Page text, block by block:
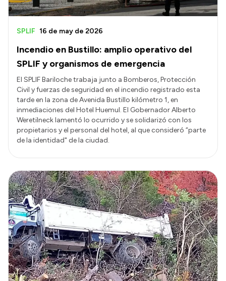
Incendio en Bustillo: amplio operativo del
SPLIF y organismos de emergencia
SPLIF 16 de may de 2026
El SPLIF Bariloche trabaja junto a Bomberos, Protección
Civil y fuerzas de seguridad en el incendio registrado esta
tarde en la zona de Avenida Bustillo kilómetro 1, en
inmediaciones del Hotel Huemul. El Gobernador Alberto
Weretilneck lamentó lo ocurrido y se solidarizó con los
propietarios y el personal del hotel, al que consideró “parte
de la identidad" de la ciudad.